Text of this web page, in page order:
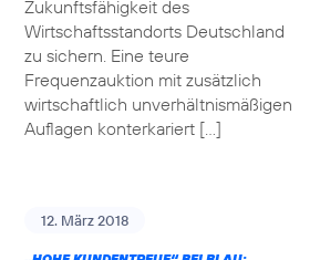
Zukunftsfähigkeit des
Wirtschaftsstandorts Deutschland
zu sichern. Eine teure
Frequenzauktion mit zusätzlich
wirtschaftlich unverhältnismäßigen
Auflagen konterkariert […]
12. März 2018